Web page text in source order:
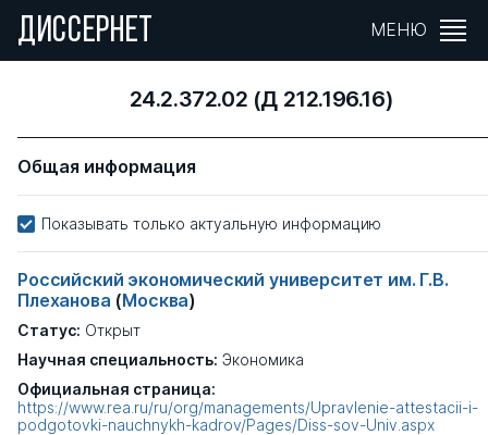
ДИССЕРНЕТ МЕНЮ
24.2.372.02 (Д 212.196.16)
Общая информация
Показывать только актуальную информацию
Российский экономический университет им. Г.В.
Плеханова (Москва)
Статус: Открыт
Научная специальность: Экономика
Официальная страница:
https://www.rea.ru/ru/org/managements/Upravlenie-attestacii-i-
podgotovki-nauchnykh-kadrov/Pages/Diss-sov-Univ.aspx